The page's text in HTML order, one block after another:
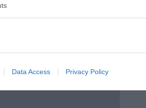
Data Access Privacy Policy